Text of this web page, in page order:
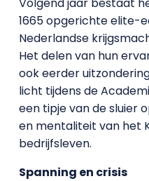
1665 opgerichte elite-
Nederlandse
Het delen van hun
ook eerder
licht tijdens de
een tipje van de sluier
en mentaliteit van het
bedrijfsleven.
Spanning en crisis